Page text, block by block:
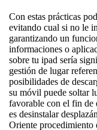
Con estas prácticas
evitando cual si no le
garantizando un
informaciones o
sobre tu ipad serí­a
gestión de lugar
posibilidades de
su móvil puede soltar
favorable con el fin de
es desinstalar
Oriente procedimiento